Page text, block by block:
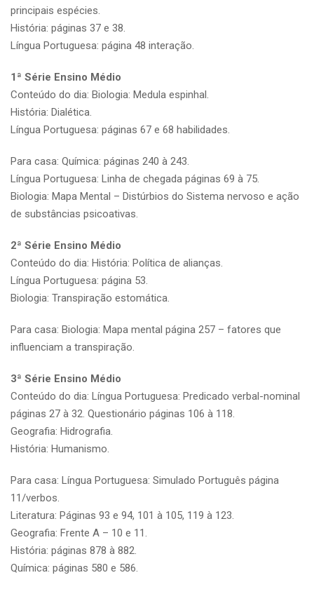
principais espécies.
História: páginas 37 e 38.
Língua Portuguesa: página 48 interação.
1ª Série Ensino Médio
Conteúdo do dia: Biologia: Medula espinhal.
História: Dialética.
Língua Portuguesa: páginas 67 e 68 habilidades.
Para casa: Química: páginas 240 à 243.
Língua Portuguesa: Linha de chegada páginas 69 à 75.
Biologia: Mapa Mental – Distúrbios do Sistema nervoso e ação
de substâncias psicoativas.
2ª Série Ensino Médio
Conteúdo do dia: História: Política de alianças.
Língua Portuguesa: página 53.
Biologia: Transpiração estomática.
Para casa: Biologia: Mapa mental página 257 – fatores que
influenciam a transpiração.
3ª Série Ensino Médio
Conteúdo do dia: Língua Portuguesa: Predicado verbal-nominal
páginas 27 à 32. Questionário páginas 106 à 118.
Geografia: Hidrografia.
História: Humanismo.
Para casa: Língua Portuguesa: Simulado Português página
11/verbos.
Literatura: Páginas 93 e 94, 101 à 105, 119 à 123.
Geografia: Frente A – 10 e 11.
História: páginas 878 à 882.
Química: páginas 580 e 586.